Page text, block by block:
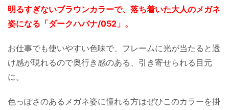
明るすぎないブラウンカラーで、落ち着いた大人のメガネ
姿になる「ダークハバナ/052」。
お仕事でも使いやすい色味で、フレームに光が当たると透
け感が現れるので奥行き感のある、引き寄せられる目元
に。
色っぽさのあるメガネ姿に憧れる方はぜひこのカラーを掛